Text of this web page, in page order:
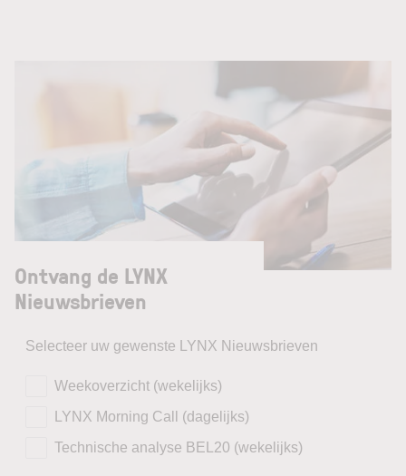
Ontvang de LYNX
Nieuwsbrieven
Selecteer uw gewenste LYNX Nieuwsbrieven
Weekoverzicht (wekelijks)
LYNX Morning Call (dagelijks)
Technische analyse BEL20 (wekelijks)